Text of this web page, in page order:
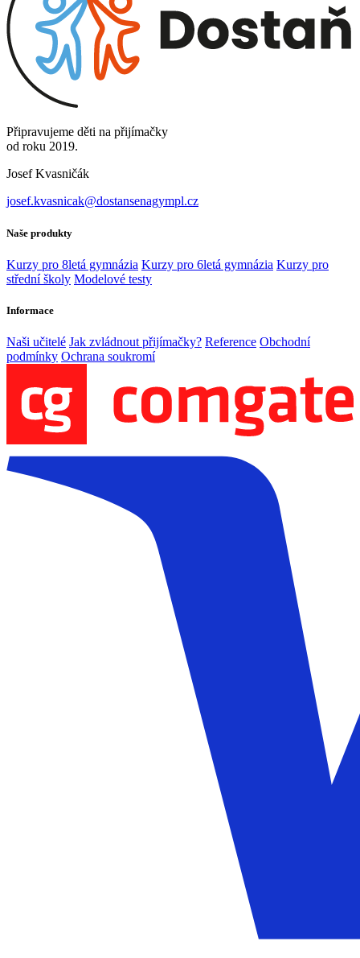
Připravujeme děti na přijímačky
od roku 2019.
Josef Kvasničák
josef.kvasnicak@dostansenagympl.cz
Naše produkty
Kurzy pro 8letá gymnázia Kurzy pro 6letá gymnázia Kurzy pro
střední školy Modelové testy
Informace
Naši učitelé Jak zvládnout přijímačky? Reference Obchodní
podmínky Ochrana soukromí